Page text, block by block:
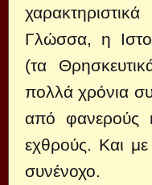
Γλώσσα, η
(τα
πολ­λά χρόνια
από φανερούς
εχθρούς. Και
συνένοχο.